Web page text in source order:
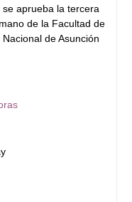
se aprueba la tercera
de la Facultad de
de Asunción